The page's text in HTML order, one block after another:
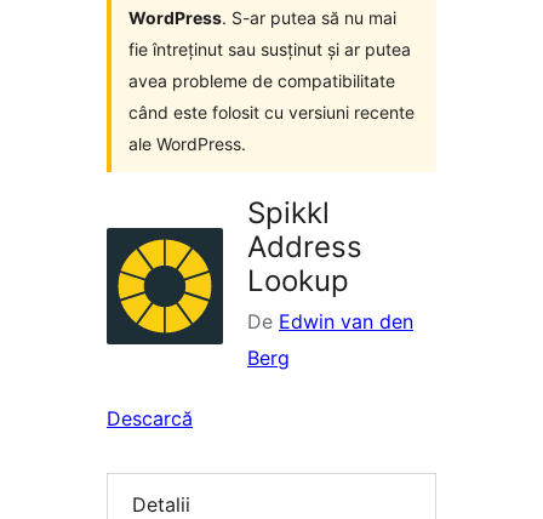
WordPress. S-ar putea să nu mai
fie întreținut sau susținut și ar putea
avea probleme de compatibilitate
când este folosit cu versiuni recente
ale WordPress.
Spikkl
Address
Lookup
De Edwin van den
Berg
Descarcă
Detalii